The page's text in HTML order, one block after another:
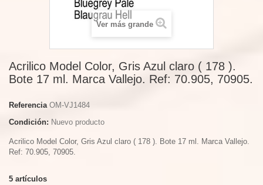
Ver más grande
Acrilico Model Color, Gris Azul claro ( 178 ).
Bote 17 ml. Marca Vallejo. Ref: 70.905, 70905.
Referencia OM-VJ1484
Condición: Nuevo producto
Acrilico Model Color, Gris Azul claro ( 178 ). Bote 17 ml. Marca Vallejo.
Ref: 70.905, 70905.
5 artículos